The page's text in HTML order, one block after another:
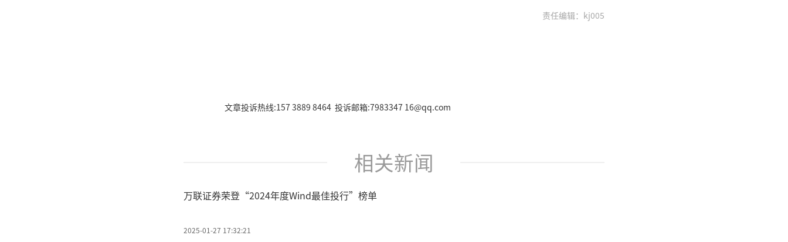
责任编辑：kj005
文章投诉热线:157 3889 8464 投诉邮箱:7983347 16@qq.com
相关新闻
万联证券荣登“2024年度Wind最佳投行”榜单
2025-01-27 17:32:21